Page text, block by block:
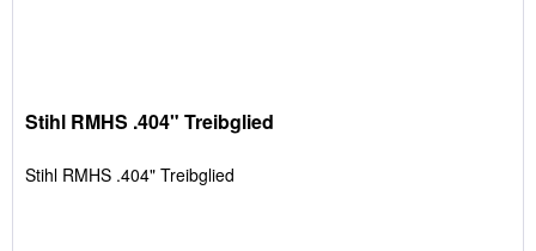
Stihl RMHS .404" Treibglied
Stihl RMHS .404" Treibglied